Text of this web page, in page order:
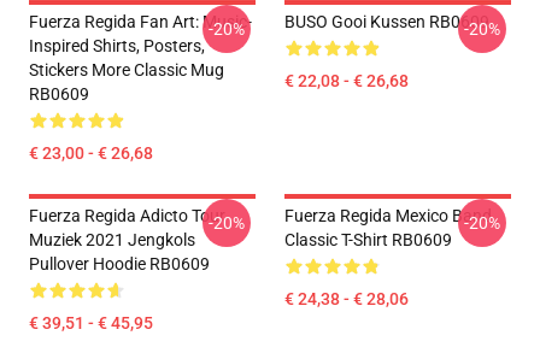
Fuerza Regida Fan Art: Music-
Inspired Shirts, Posters,
Stickers More Classic Mug
RB0609
€ 23,00 - € 26,68
-20% BUSO Gooi Kussen RB0609
€ 22,08 - € 26,68
-20%
Fuerza Regida Adicto Tour
Muziek 2021 Jengkols
Pullover Hoodie RB0609
€ 39,51 - € 45,95
-20%
Fuerza Regida Mexico Band
Classic T-Shirt RB0609
€ 24,38 - € 28,06
-20%